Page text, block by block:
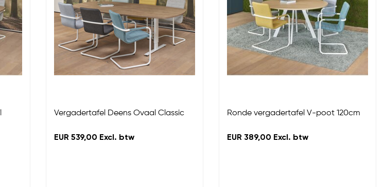
Vergadertafel Deens Ovaal Classic
EUR 539,00 Excl. btw
Ronde vergadertafel V-poot 120cm
EUR 389,00 Excl. btw